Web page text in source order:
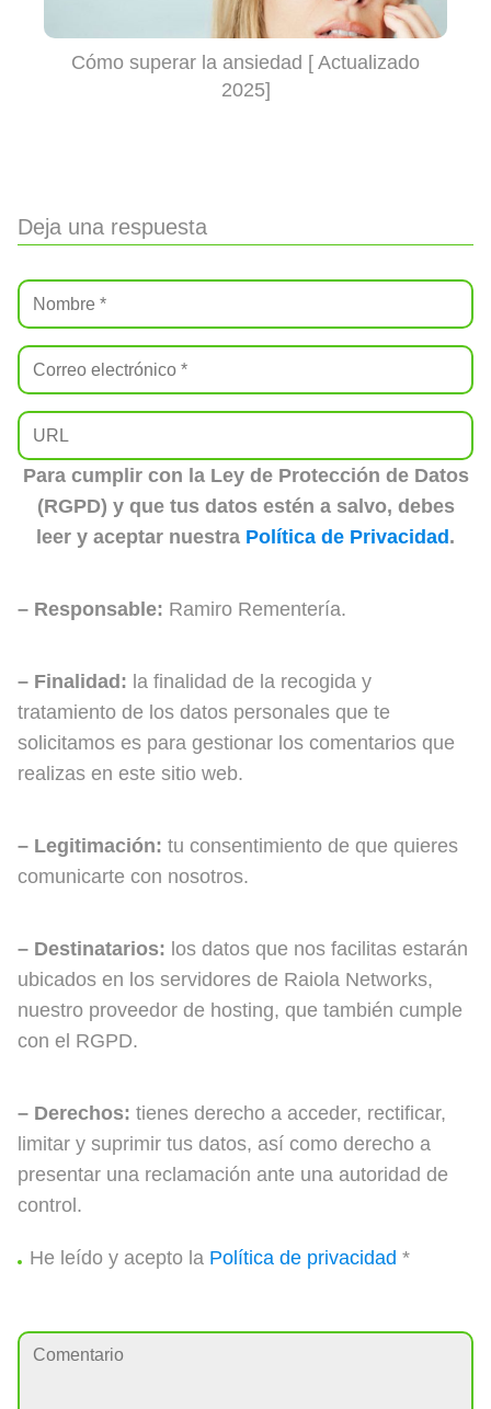
Cómo superar la ansiedad [ Actualizado
2025]
Deja una respuesta
Para cumplir con la Ley de Protección de Datos
(RGPD) y que tus datos estén a salvo, debes
leer y aceptar nuestra Política de Privacidad .
– Responsable: Ramiro Rementería.
– Finalidad: la finalidad de la recogida y
tratamiento de los datos personales que te
solicitamos es para gestionar los comentarios que
realizas en este sitio web.
– Legitimación: tu consentimiento de que quieres
comunicarte con nosotros.
– Destinatarios: los datos que nos facilitas estarán
ubicados en los servidores de Raiola Networks,
nuestro proveedor de hosting, que también cumple
con el RGPD.
– Derechos: tienes derecho a acceder, rectificar,
limitar y suprimir tus datos, así como derecho a
presentar una reclamación ante una autoridad de
control.
He leído y acepto la Política de privacidad *